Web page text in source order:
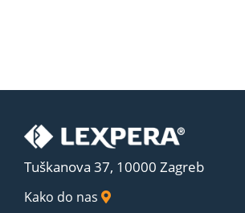
Tuškanova 37, 10000 Zagreb
Kako do nas